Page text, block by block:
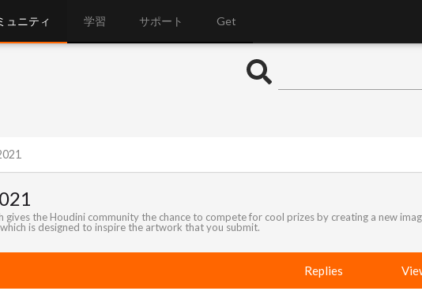
ュニティ 学習 サポート Get
the Houdini community the chance to compete for cool prizes by creating a new
is designed to inspire the artwork that you submit.
Replies